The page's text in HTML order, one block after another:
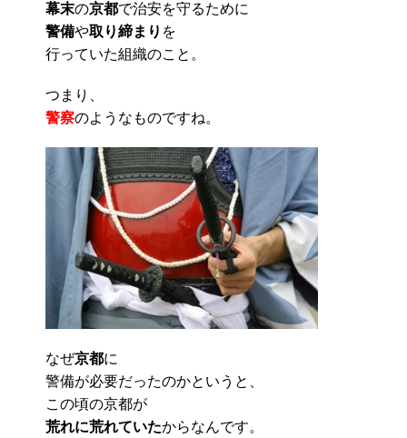
幕末の京都で治安を守るために
警備や取り締まり を
行っていた組織のこと。
つまり、
警察のようなものですね。
なぜ京都に
警備が必要だったのかというと、
この頃の京都が
荒れに荒れていたからなんです。